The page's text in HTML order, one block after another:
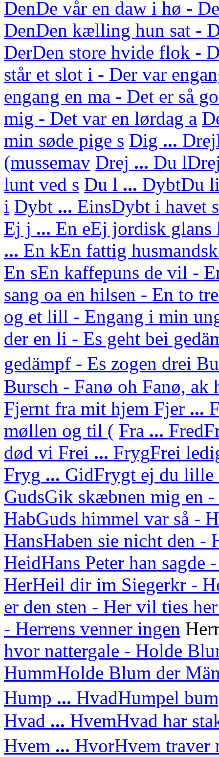
DenDe vår en daw i hø -
DenDen kælling hun sat -
DerDen store hvide flok -
står et slot i - Der var
engang en ma - Det er så
mig - Det var en lørdag a
min søde pige s Dig ... Drej
(mussemav Drej ... Du l
lunt ved s Du l ... DybtDu
i Dybt ... EinsDybt i havet
Ej j ... En eEj jordisk glans
... En kEn fattig
En sEn kaffepuns de vil -
sang oa en hilsen - En to
og et lill - Engang i min
der en li - Es geht bei
gedämpf - Es zogen drei
Bursch - Fanø oh Fanø, ak
Fjernt fra mit hjem Fjer ...
møllen og til ( Fra ... Fred
død vi Frei ... FrygFrei
Fryg ... GidFrygt ej du lille
GudsGik skæbnen mig en
HabGuds himmel var så -
HansHaben sie nicht den -
HeidHans Peter han
HerHeil dir im Siegerkr -
er den sten - Her vil ties
- Herrens venner ingen
hvor nattergale - Holde
HummHolde Blum der
Hump ... HvadHumpel
Hvad ... HvemHvad har
Hvem ... HvorHvem